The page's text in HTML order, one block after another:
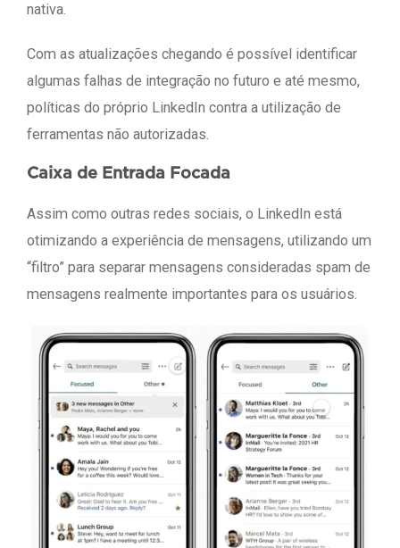
nativa.
Com as atualizações chegando é possível identificar
algumas falhas de integração no futuro e até mesmo,
políticas do próprio LinkedIn contra a utilização de
ferramentas não autorizadas.
Caixa de Entrada Focada
Assim como outras redes sociais, o LinkedIn está
otimizando a experiência de mensagens, utilizando um
“filtro” para separar mensagens consideradas spam de
mensagens realmente importantes para os usuários.